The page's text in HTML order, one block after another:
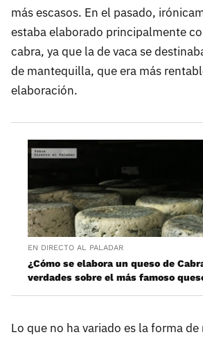
más escasos. En el pasado,
estaba elaborado principalmente
cabra, ya que la de vaca se
de mantequilla, que era más
elaboración.
EN DIRECTO AL PALADAR
¿Cómo se elabora un queso de
verdades sobre el más famoso
Lo que no ha variado es la forma